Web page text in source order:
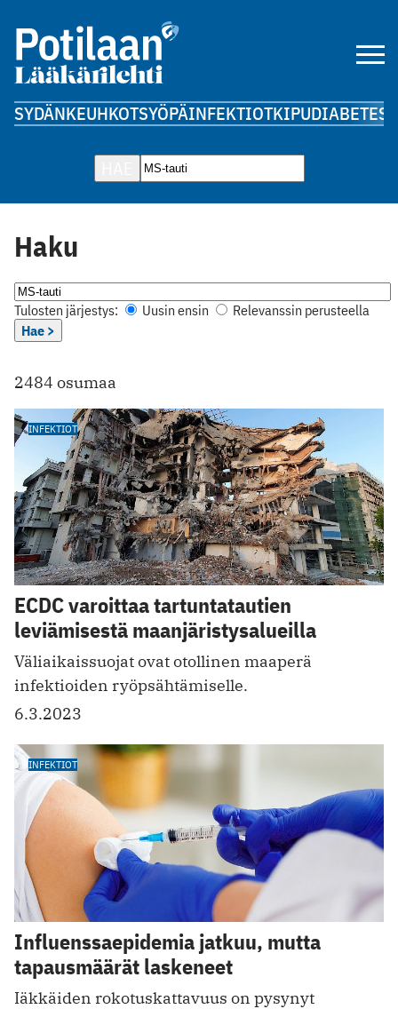
SYDÄNKEUHKOTSYÖPÄINFEKTIOTKIPUDIABETES
Haku
Tulosten järjestys: Uusin ensin
Relevanssin perusteella
Hae >
2484 osumaa
INFEKTIOT
ECDC varoittaa tartuntatautien
leviämisestä maanjäristysalueilla
Väliaikaissuojat ovat otollinen maaperä
infektioiden ryöpsähtämiselle.
6.3.2023
INFEKTIOT
Influenssaepidemia jatkuu, mutta
tapausmäärät laskeneet
Iäkkäiden rokotuskattavuus on pysynyt